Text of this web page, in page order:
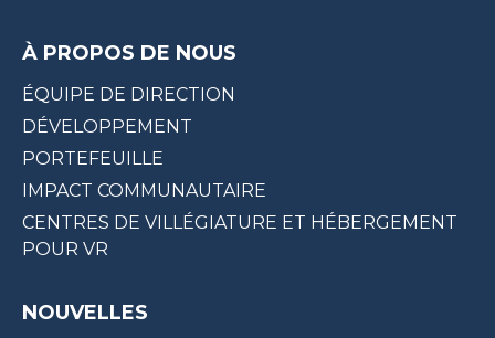
À PROPOS DE NOUS
ÉQUIPE DE DIRECTION
DÉVELOPPEMENT
PORTEFEUILLE
IMPACT COMMUNAUTAIRE
CENTRES DE VILLÉGIATURE ET HÉBERGEMENT
POUR VR
NOUVELLES